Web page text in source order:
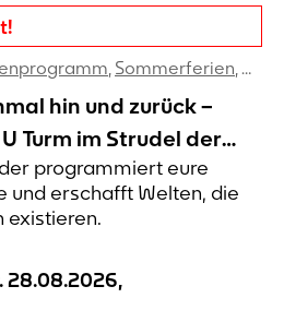
, Sommerferien,
hin und zurück –
Turm im Strudel der
programmiert eure
und erschafft Welten, die
existieren.
28.08.2026,